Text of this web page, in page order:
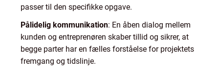
passer til den specifikke opgave.
Pålidelig kommunikation: En åben dialog mellem
kunden og entreprenøren skaber tillid og sikrer, at
begge parter har en fælles forståelse for projektets
fremgang og tidslinje.